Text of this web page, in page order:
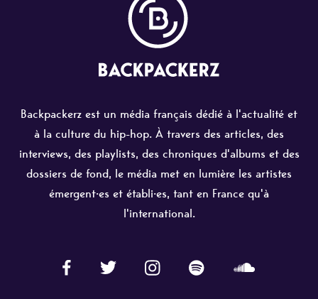
Backpackerz est un média français dédié à l'actualité et
à la culture du hip-hop. À travers des articles, des
interviews, des playlists, des chroniques d'albums et des
dossiers de fond, le média met en lumière les artistes
émergent·es et établi·es, tant en France qu'à
l'international.